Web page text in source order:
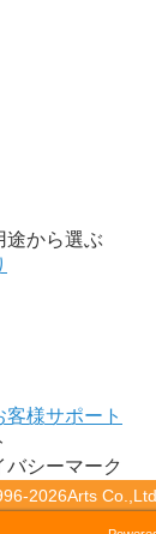
途から選ぶ
様サポート
2026Arts Co.,Ltd.